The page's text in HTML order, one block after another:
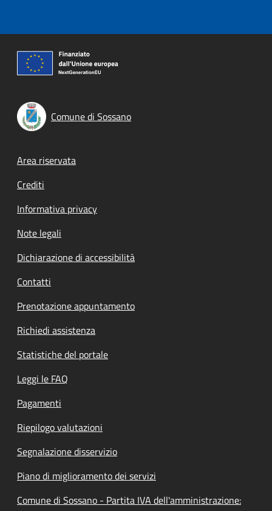
Comune di Sossano
Footer menu
Area riservata
Crediti
Informativa privacy
Note legali
Dichiarazione di accessibilità
Contatti
Prenotazione appuntamento
Richiedi assistenza
Statistiche del portale
Leggi le FAQ
Pagamenti
Riepilogo valutazioni
Segnalazione disservizio
Piano di miglioramento dei servizi
Comune di Sossano - Partita IVA dell'amministrazione: